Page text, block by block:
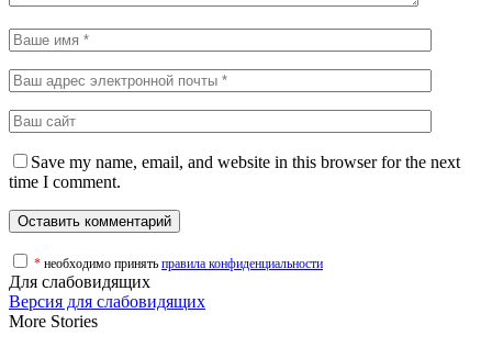
Save my name, email, and website in this browser for the next
time I comment.
* необходимо принять правила конфиденциальности
Для слабовидящих
Версия для слабовидящих
More Stories